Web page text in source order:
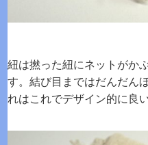
紐は撚った紐にネットがか
す。結び目まではだんだん
れはこれでデザイン的に良